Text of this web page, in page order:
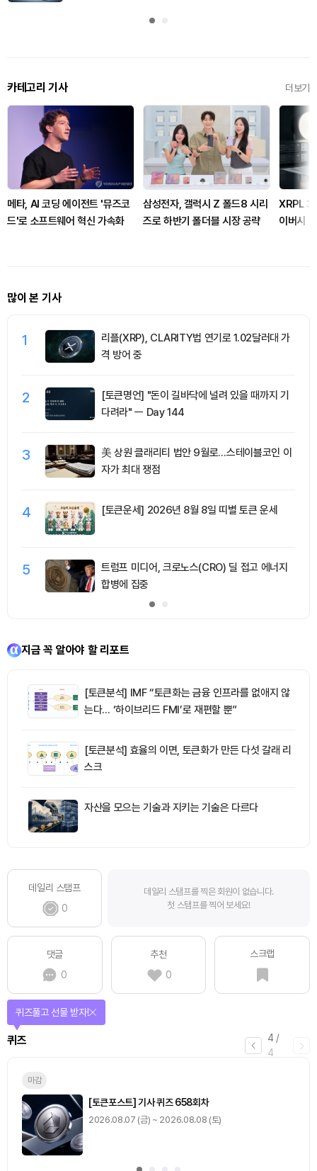
카테고리 기사 더보기
메타, AI 코딩 에이전트 '뮤즈코
드'로 소프트웨어 혁신 가속화
삼성전자, 갤럭시 Z 폴드8 시리
즈로 하반기 폴더블 시장 공략
XRPL
이버시
많이 본 기사
1
리플(XRP), CLARITY법 연기로 1.02달러대 가
격 방어 중
2
[토큰명언] "돈이 길바닥에 널려 있을 때까지 기
다려라" ㅡ Day 144
3
美 상원 클래리티 법안 9월로…스테이블코인 이
자가 최대 쟁점
4 [토큰운세] 2026년 8월 8일 띠별 토큰 운세
5
트럼프 미디어, 크로노스(CRO) 딜 접고 에너지
합병에 집중
지금 꼭 알아야 할 리포트
[토큰분석] IMF “토큰화는 금융 인프라를 없애지 않
는다… ‘하이브리드 FMI’로 재편할 뿐”
[토큰분석] 효율의 이면, 토큰화가 만든 다섯 갈래 리
스크
자산을 모으는 기술과 지키는 기술은 다르다
데일리 스탬프
0
데일리 스탬프를 찍은 회원이 없습니다.
첫 스탬프를 찍어 보세요!
댓글
0
추천
0
스크랩
1/
미션
매일 미션을 완료하고 보상을 획득!
기사 스탬프